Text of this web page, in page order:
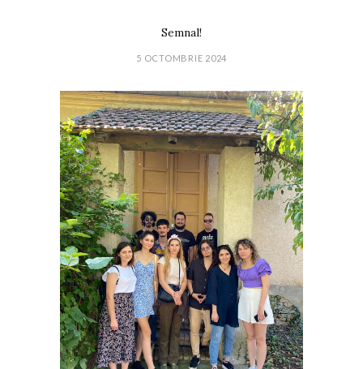
Semnal!
5 OCTOMBRIE 2024